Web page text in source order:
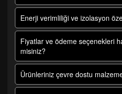
Enerji verimliliği ve izolasyon
Fiyatlar ve ödeme seçenekleri
misiniz?
Ürünleriniz çevre dostu